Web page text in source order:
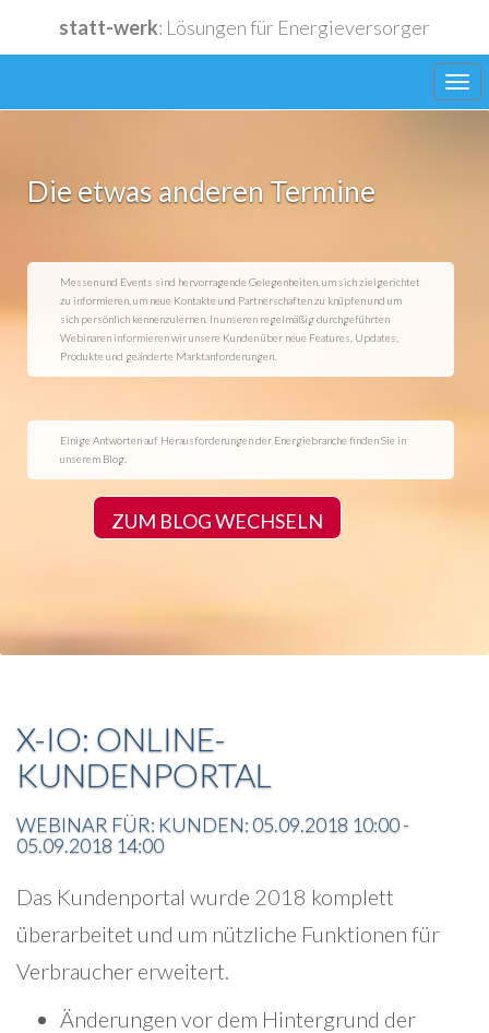
Funktionen
statt-werk: Lösungen für Energieversorger
Die etwas anderen Termine
Messen und Events sind hervorragende Gelegenheiten, um sich zielgerichtet
zu informieren, um neue Kontakte und Partnerschaften zu knüpfen und um
sich persönlich kennenzulernen. In unseren regelmäßig durchgeführten
Webinaren informieren wir unsere Kunden über neue Features, Updates,
Produkte und geänderte Marktanforderungen.
Einige Antworten auf Herausforderungen der Energiebranche finden Sie in
unserem Blog.
ZUM BLOG WECHSELN
X-IO: ONLINE-
KUNDENPORTAL
WEBINAR FÜR: KUNDEN: 05.09.2018 10:00 -
05.09.2018 14:00
Das Kundenportal wurde 2018 komplett
überarbeitet und um nützliche Funktionen für
Verbraucher erweitert.
Änderungen vor dem Hintergrund der